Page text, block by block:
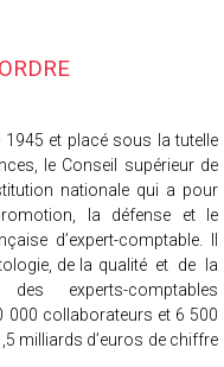
et placé sous la tutelle
le Conseil supérieur de
nationale qui a pour
la défense et le
d’expert-comptable. Il
de la qualité et de la
experts-comptables
000 collaborateurs et 6 500
milliards d’euros de chiffre